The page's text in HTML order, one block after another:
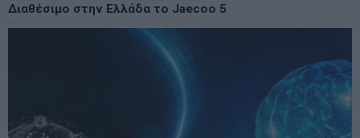
Διαθέσιμο στην Ελλάδα το Jaecoo 5